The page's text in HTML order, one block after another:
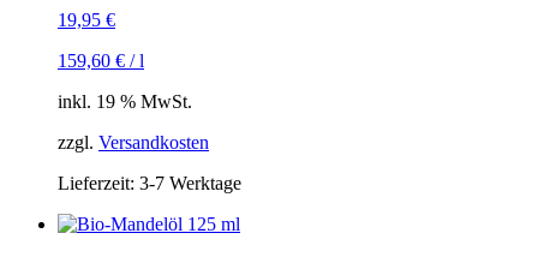
19,95 €
159,60 € /l
inkl. 19 % MwSt.
zzgl. Versandkosten
Lieferzeit: 3-7 Werktage